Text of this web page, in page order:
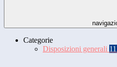
Categorie
Disposizioni generali